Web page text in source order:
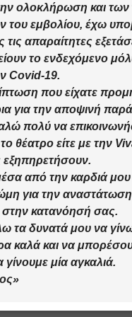
ολοκλήρωση και των
του εμβολίου, έχω
τις απαραίτητες
το ενδεχόμενο
Covid-19.
που είχατε
για την αποψινή
πολύ να
το θέατρο είτε με την
εξηπηρετήσουν.
από την καρδιά μου
για την αναστάτωση
στην κατανόησή σας.
τα δυνατά μου να
καλά και να
γίνουμε μία αγκαλιά.